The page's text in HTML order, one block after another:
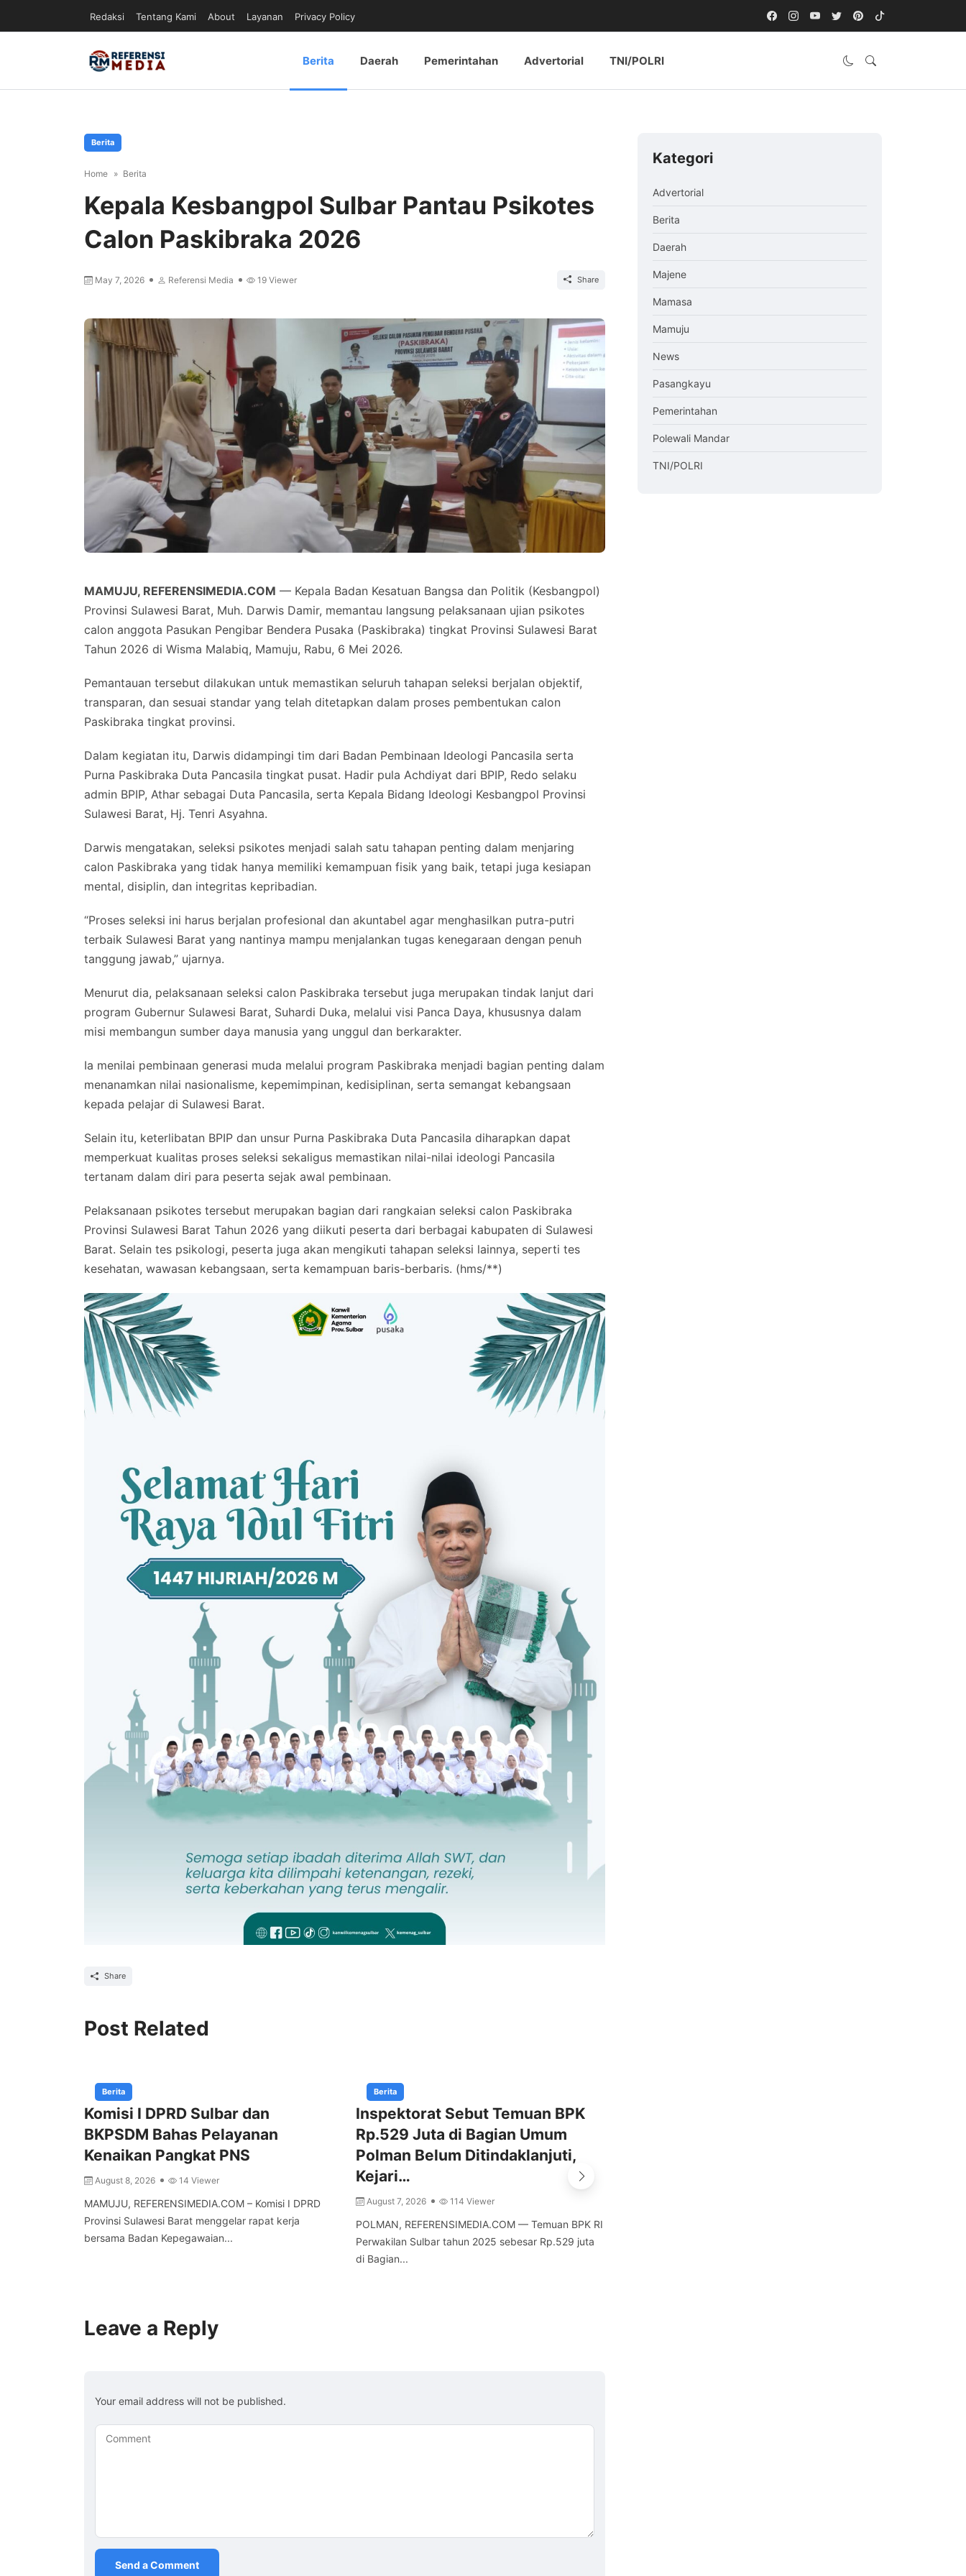
Redaksi Tentang Kami About Layanan Privacy Policy
Berita Daerah Pemerintahan Advertorial TNI/POLRI
Berita
Home Berita
Kepala Kesbangpol Sulbar Pantau Psikotes
Calon Paskibraka 2026
May 7, 2026 Referensi Media 19 Viewer Share
MAMUJU, REFERENSIMEDIA.COM — Kepala Badan Kesatuan Bangsa dan Politik (Kesbangpol)
Provinsi Sulawesi Barat, Muh. Darwis Damir, memantau langsung pelaksanaan ujian psikotes
calon anggota Pasukan Pengibar Bendera Pusaka (Paskibraka) tingkat Provinsi Sulawesi Barat
Tahun 2026 di Wisma Malabiq, Mamuju, Rabu, 6 Mei 2026.
Pemantauan tersebut dilakukan untuk memastikan seluruh tahapan seleksi berjalan objektif,
transparan, dan sesuai standar yang telah ditetapkan dalam proses pembentukan calon
Paskibraka tingkat provinsi.
Dalam kegiatan itu, Darwis didampingi tim dari Badan Pembinaan Ideologi Pancasila serta
Purna Paskibraka Duta Pancasila tingkat pusat. Hadir pula Achdiyat dari BPIP, Redo selaku
admin BPIP, Athar sebagai Duta Pancasila, serta Kepala Bidang Ideologi Kesbangpol Provinsi
Sulawesi Barat, Hj. Tenri Asyahna.
Darwis mengatakan, seleksi psikotes menjadi salah satu tahapan penting dalam menjaring
calon Paskibraka yang tidak hanya memiliki kemampuan fisik yang baik, tetapi juga kesiapan
mental, disiplin, dan integritas kepribadian.
“Proses seleksi ini harus berjalan profesional dan akuntabel agar menghasilkan putra-putri
terbaik Sulawesi Barat yang nantinya mampu menjalankan tugas kenegaraan dengan penuh
tanggung jawab,” ujarnya.
Menurut dia, pelaksanaan seleksi calon Paskibraka tersebut juga merupakan tindak lanjut dari
program Gubernur Sulawesi Barat, Suhardi Duka, melalui visi Panca Daya, khususnya dalam
misi membangun sumber daya manusia yang unggul dan berkarakter.
Ia menilai pembinaan generasi muda melalui program Paskibraka menjadi bagian penting dalam
menanamkan nilai nasionalisme, kepemimpinan, kedisiplinan, serta semangat kebangsaan
kepada pelajar di Sulawesi Barat.
Selain itu, keterlibatan BPIP dan unsur Purna Paskibraka Duta Pancasila diharapkan dapat
memperkuat kualitas proses seleksi sekaligus memastikan nilai-nilai ideologi Pancasila
tertanam dalam diri para peserta sejak awal pembinaan.
Pelaksanaan psikotes tersebut merupakan bagian dari rangkaian seleksi calon Paskibraka
Provinsi Sulawesi Barat Tahun 2026 yang diikuti peserta dari berbagai kabupaten di Sulawesi
Barat. Selain tes psikologi, peserta juga akan mengikuti tahapan seleksi lainnya, seperti tes
kesehatan, wawasan kebangsaan, serta kemampuan baris-berbaris. (hms/**)
Share
Post Related
Berita
Komisi I DPRD Sulbar dan
BKPSDM Bahas Pelayanan
Kenaikan Pangkat PNS
August 8, 2026 14 Viewer
MAMUJU, REFERENSIMEDIA.COM – Komisi I DPRD
Provinsi Sulawesi Barat menggelar rapat kerja
bersama Badan Kepegawaian...
Berita
Inspektorat Sebut Temuan BPK
Rp.529 Juta di Bagian Umum
Polman Belum Ditindaklanjuti,
Kejari…
August 7, 2026 114 Viewer
POLMAN, REFERENSIMEDIA.COM — Temuan BPK RI
Perwakilan Sulbar tahun 2025 sebesar Rp.529 juta
di Bagian...
Leave a Reply
Your email address will not be published.
Comment
Kategori
Advertorial
Berita
Daerah
Majene
Mamasa
Mamuju
News
Pasangkayu
Pemerintahan
Polewali Mandar
TNI/POLRI